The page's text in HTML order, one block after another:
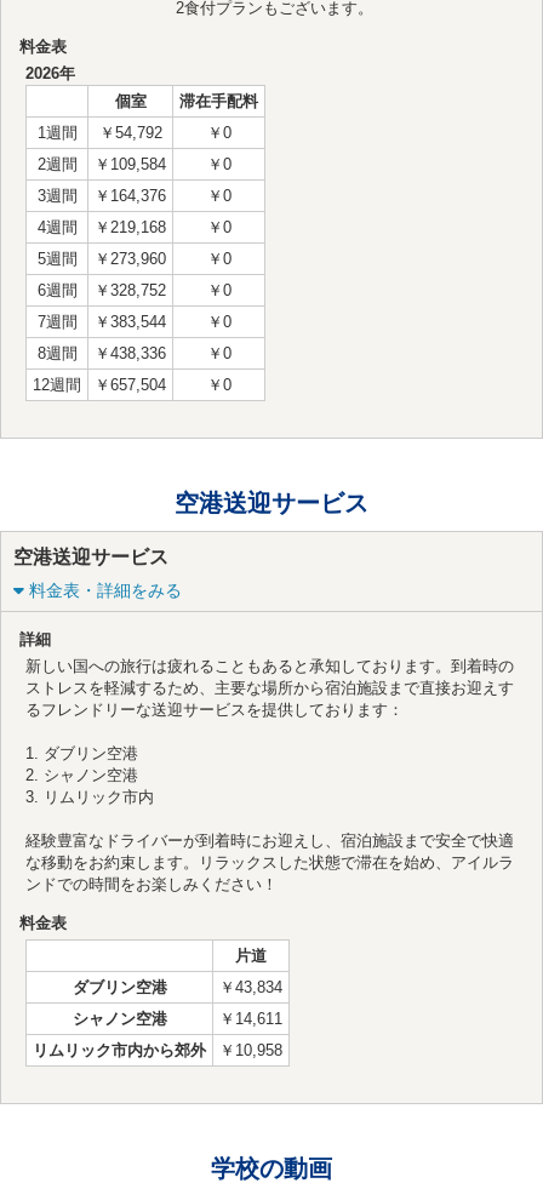
2食付プランもございます。
料金表
2026年
個室
滞在手配料
1週間
￥54,792
￥0
2週間
￥109,584
￥0
3週間
￥164,376
￥0
4週間
￥219,168
￥0
5週間
￥273,960
￥0
6週間
￥328,752
￥0
7週間
￥383,544
￥0
8週間
￥438,336
￥0
12週間
￥657,504 ￥0
空港送迎サービス
空港送迎サービス
料金表・詳細をみる
詳細
新しい国への旅行は疲れることもあると承知しております。到着時の
ストレスを軽減するため、主要な場所から宿泊施設まで直接お迎えす
るフレンドリーな送迎サービスを提供しております：
1. ダブリン空港
2. シャノン空港
3. リムリック市内
経験豊富なドライバーが到着時にお迎えし、宿泊施設まで安全で快適
な移動をお約束します。リラックスした状態で滞在を始め、アイルラ
ンドでの時間をお楽しみください！
料金表
片道
ダブリン空港
￥43,834
シャノン空港
￥14,611
リムリック市内から郊外
￥10,958
学校の動画